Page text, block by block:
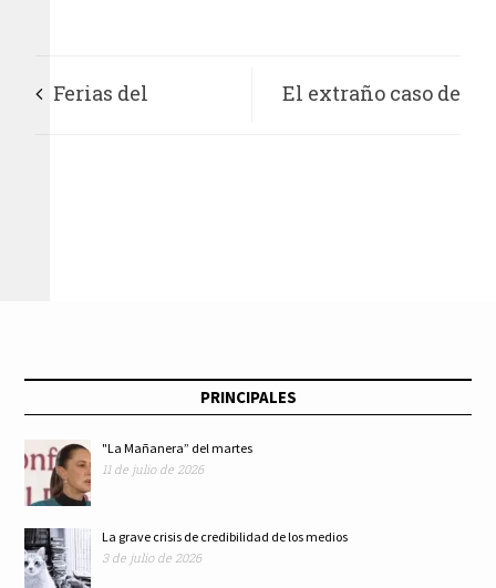
Ferias del El extraño caso de
PRINCIPALES
"La Mañanera” del martes
11 de julio de 2026
La grave crisis de credibilidad de los medios
3 de julio de 2026